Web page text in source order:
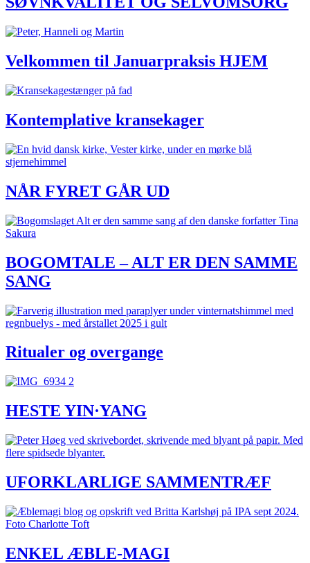
Velkommen til Januarpraksis HJEM
Kontemplative kransekager
NÅR FYRET GÅR UD
BOGOMTALE – ALT ER DEN SAMME
SANG
Ritualer og overgange
HESTE YIN·YANG
UFORKLARLIGE SAMMENTRÆF
ENKEL ÆBLE-MAGI